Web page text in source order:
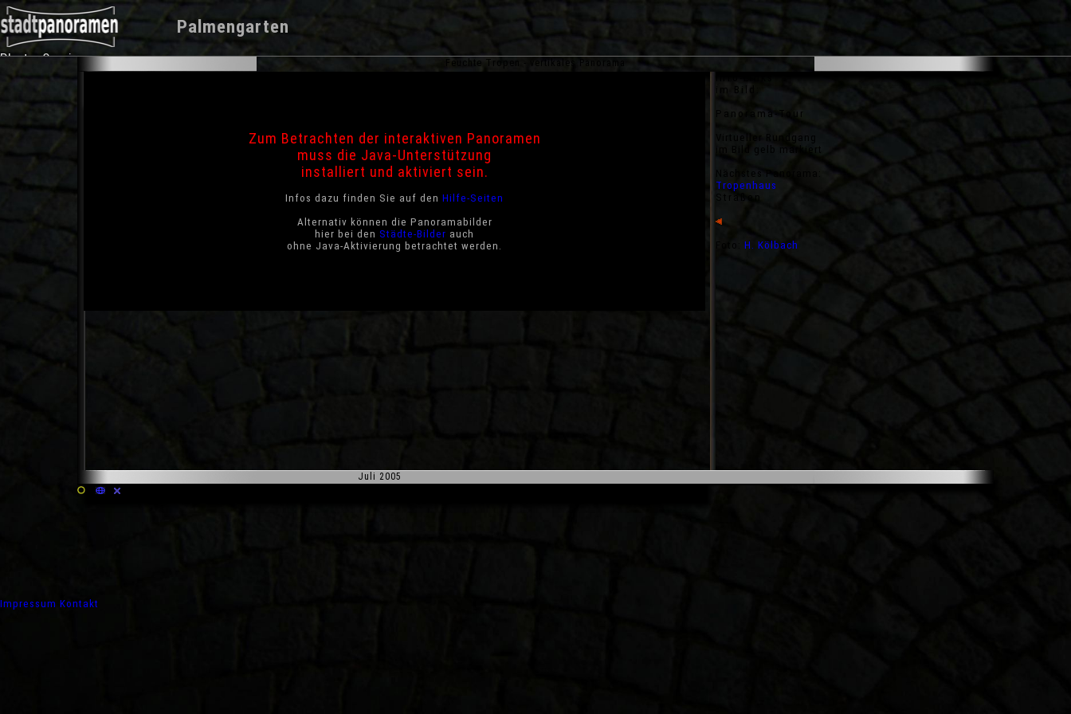
Palmengarten
Photo-Service
Feuchte Tropen - vertikales Panorama
Zum Betrachten der interaktiven Panoramen
muss die Java-Unterstützung
installiert und aktiviert sein.
Infos dazu finden Sie auf den Hilfe-Seiten
Alternativ können die Panoramabilder
hier bei den Städte-Bilder auch
ohne Java-Aktivierung betrachtet werden.
Panorama-Tour
Virtueller Rundgang
im Bild gelb markiert
Nächstes Panorama:
Tropenhaus
Juli 2005
H. Kölbach
Impressum Kontakt